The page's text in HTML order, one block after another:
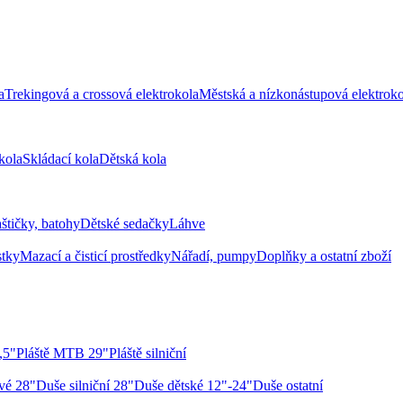
Trekingová a crossová elektrokolaMěstská a nízkonástupová
Skládací kolaDětská kola
batohyDětské sedačkyLáhve
Mazací a čisticí prostředkyNářadí, pumpyDoplňky a ostatní zboží
Pláště MTB 29"Pláště silniční
28"Duše silniční 28"Duše dětské 12"-24"Duše ostatní